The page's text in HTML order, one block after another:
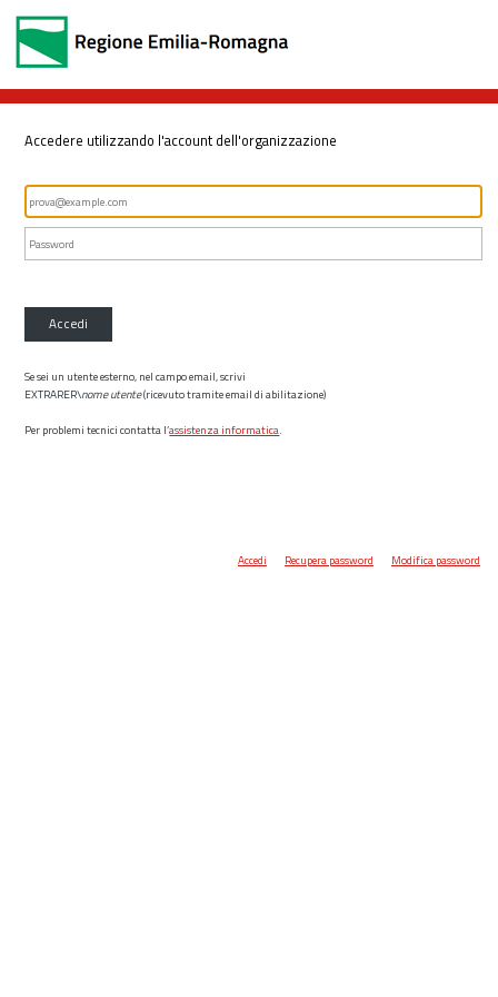
Accedere utilizzando l'account dell'organizzazione
Accedi
Se sei un utente esterno, nel campo email, scrivi
EXTRARER\nome utente(ricevuto tramite email di abilitazione)
Per problemi tecnici contatta l’assistenza informatica.
Accedi Recupera password Modifica password